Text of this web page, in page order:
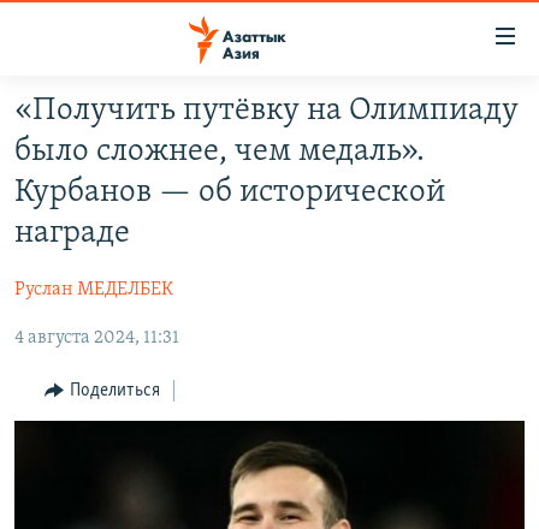
Вернуться
основному
содержанию
Вернутся
главной
навигации
Вернутся
поиску
ЦЕНТРАЛЬНАЯ АЗИЯ
КАЗАХСТАН
КЫРГЫЗСТАН
ТАДЖИКИСТАН
НОВОСТИ
ВОЙНА В УКРАИНЕ
НА ДРУГИХ ЯЗЫКАХ
ҚАЗАҚША
КЫРГЫЗЧА
ЎЗБЕКЧА
«Получить путёвку на Олимпиаду
было сложнее, чем медаль».
Курбанов — об исторической
награде
Руслан МЕДЕЛБЕК
4 августа 2024, 11:31
Поделиться